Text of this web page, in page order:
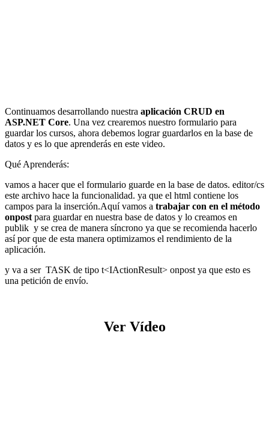
Continuamos desarrollando nuestra aplicación CRUD en
ASP.NET Core. Una vez crearemos nuestro formulario para
guardar los cursos, ahora debemos lograr guardarlos en la base de
datos y es lo que aprenderás en este video.
Qué Aprenderás:
vamos a hacer que el formulario guarde en la base de datos. editor/cs
este archivo hace la funcionalidad. ya que el html contiene los
campos para la inserción.Aquí vamos a trabajar con en el método
onpost para guardar en nuestra base de datos y lo creamos en
publik y se crea de manera síncrono ya que se recomienda hacerlo
así por que de esta manera optimizamos el rendimiento de la
aplicación.
y va a ser TASK de tipo t<IActionResult> onpost ya que esto es
una petición de envío.
Ver Vídeo